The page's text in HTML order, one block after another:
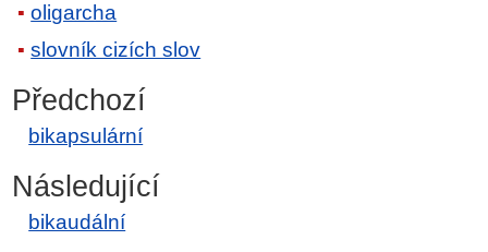
oligarcha
slovník cizích slov
Předchozí
bikapsulární
Následující
bikaudální